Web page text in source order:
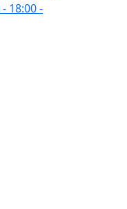
18:00-